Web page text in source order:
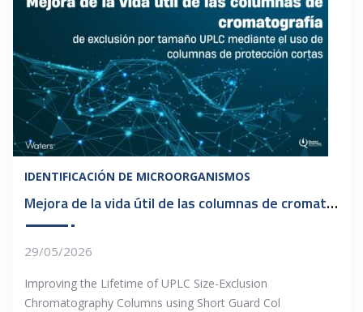
IDENTIFICACIÓN DE MICROORGANISMOS
Mejora de la vida útil de las columnas de cromatografía
29/05/2026
Improving the Lifetime of UPLC Size-Exclusion
Chromatography Columns using Short Guard Col